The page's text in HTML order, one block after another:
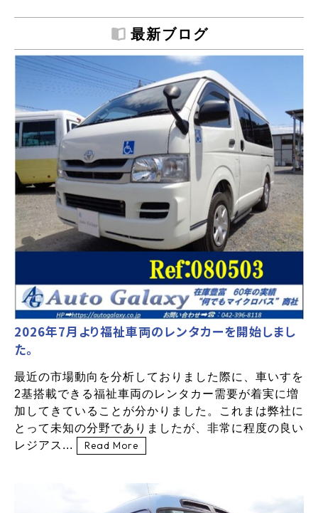
最新ブログ
2026年7月より福祉車両のレンタカーを開始しまし
た。
最近の市場動向を分析しておりました際に、車いすを
2基搭載できる福祉車両のレンタカー需要が着実に増
加してきていることが分かりました。これまは弊社に
とって未知の分野でありましたが、非常に程度の良い
レジアス...
Read More